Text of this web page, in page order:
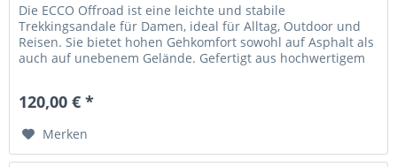
Die ECCO Offroad ist eine leichte und stabile
Trekkingsandale für Damen, ideal für Alltag, Outdoor und
Reisen. Sie bietet hohen Gehkomfort sowohl auf Asphalt als
auch auf unebenem Gelände. Gefertigt aus hochwertigem
120,00 € *
Merken